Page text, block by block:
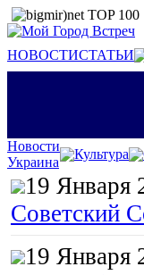
НОВОСТИСТАТЬИ
Новости
Украина
Культура
19 Января
Советский
19 Января